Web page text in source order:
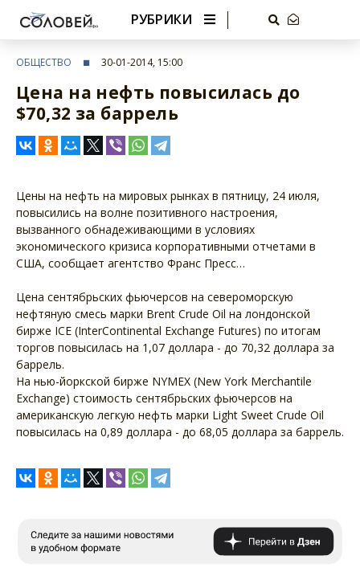
РУБРИКИ
ОБЩЕСТВО 30-01-2014, 15:00
Цена на нефть повысилась до
$70,32 за баррель
Цены на нефть на мировых рынках в пятницу, 24 июля,
повысились на волне позитивного настроения,
вызванного обнадеживающими в условиях
экономического кризиса корпоративными отчетами в
США, сообщает агентство Франс Пресс…
Цена сентябрьских фьючерсов на североморскую
нефтяную смесь марки Brent Crude Oil на лондонской
бирже IСE (InterContinental Exchange Futures) по итогам
торгов повысилась на 1,07 доллара - до 70,32 доллара за
баррель.
На нью-йоркской бирже NYMEХ (New York Merchantile
Exchange) стоимость сентябрьских фьючерсов на
американскую легкую нефть марки Light Sweet Crude Oil
повысилась на 0,89 доллара - до 68,05 доллара за баррель.